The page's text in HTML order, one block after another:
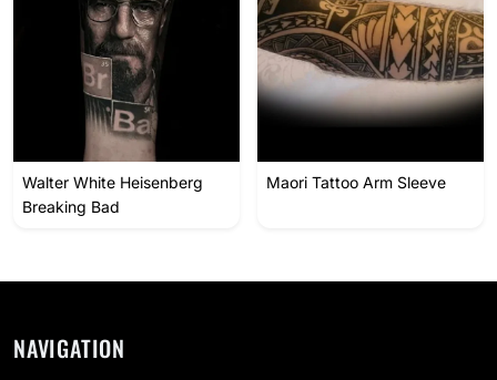
Walter White Heisenberg
Breaking Bad
Maori Tattoo Arm Sleeve
NAVIGATION